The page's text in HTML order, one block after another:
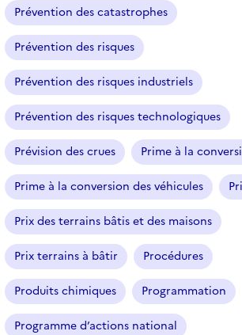
Prévention des catastrophes
Prévention des risques
Prévention des risques industriels
Prévention des risques technologiques
Prévision des crues Prime à la
Prime à la conversion des véhicules
Prix des terrains bâtis et des maisons
Prix terrains à bâtir Procédures
Produits chimiques Programmation
Programme d’actions national